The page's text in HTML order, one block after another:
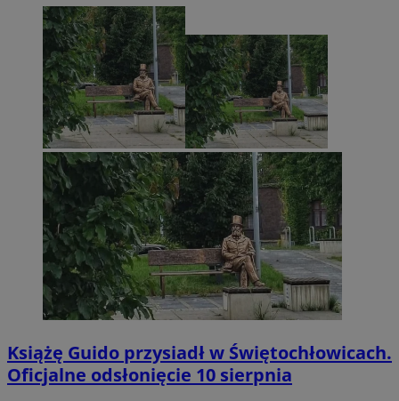
Książę Guido przysiadł w Świętochłowicach.
Oficjalne odsłonięcie 10 sierpnia